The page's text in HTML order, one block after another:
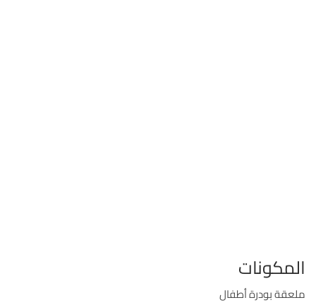
المكونات
ملعقة بودرة أطفال